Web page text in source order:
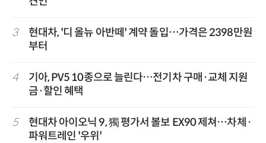
3
현대차, '디 올뉴 아반떼' 계약 돌입…가격은 2398만원
부터
4
기아, PV5 10종으로 늘린다…전기차 구매·교체 지원
금·할인 혜택
5
현대차 아이오닉 9, 獨 평가서 볼보 EX90 제쳐…차체·
파워트레인 '우위'